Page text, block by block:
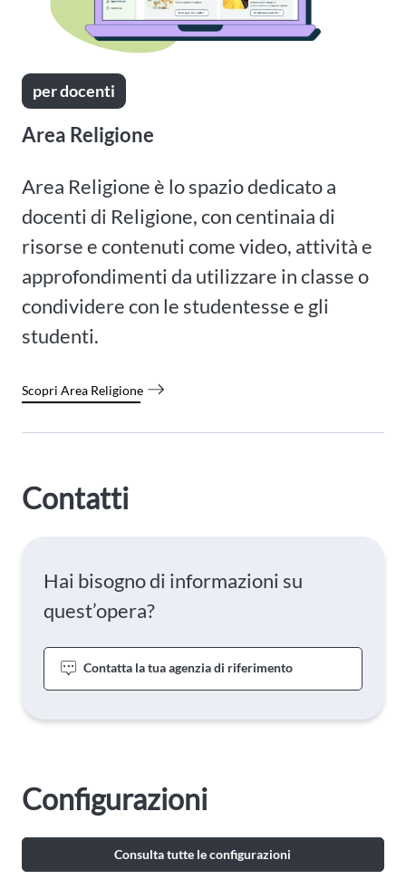
per docenti
Area Religione
Area Religione è lo spazio dedicato a
docenti di Religione, con centinaia di
risorse e contenuti come video, attività e
approfondimenti da utilizzare in classe o
condividere con le studentesse e gli
studenti.
Scopri Area Religione
Contatti
Hai bisogno di informazioni su
quest’opera?
Contatta la tua agenzia di riferimento
Configurazioni
Consulta tutte le configurazioni